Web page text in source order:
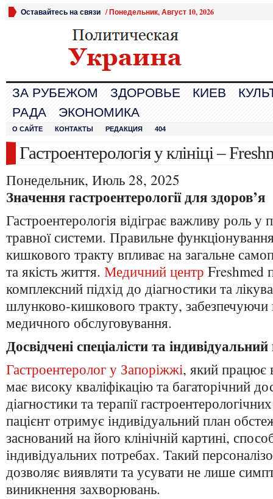
Оставайтесь на связи /Понедельник, Август 10, 2026
ЗА РУБЕЖОМ ЗДОРОВЬЕ КИЕВ
РАДА
ЭКОНОМИКА
О САЙТЕ КОНТАКТЫ РЕДАКЦИЯ 404
Гастроентерологія у клініці –
Понедельник, Июль 28, 2025
Значення гастроентерології для здоров’я
Гастроентерологія відіграє важливу роль у
травної системи. Правильне
кишкового тракту впливає на загальне
та якість життя. Медичний центр Freshmed
комплексний підхід до діагностики та
шлунково-кишкового тракту, забезпечуючи
медичного обслуговування.
Досвідчені спеціалісти та індивідуальний
Гастроентеролог у Запоріжжі, який працює
має високу кваліфікацію та багаторічний
діагностики та терапії
пацієнт отримує індивідуальний план
заснований на його клінічній картині,
індивідуальних потребах. Такий
дозволяє виявляти та усувати не лише
виникнення захворювань.